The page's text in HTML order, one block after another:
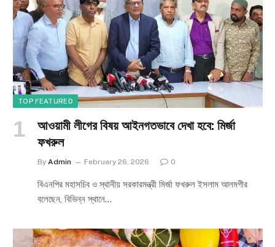
TOP FEATURED
আওয়ামী লীগের বিষয় আইনগতভাবে দেখা হবে: মির্জা
ফখরুল
By Admin February 26, 2026 0
বিএনপির মহাসচিব ও স্থানীয় সরকারমন্ত্রী মির্জা ফখরুল ইসলাম আলমগীর
বলেছেন, বিভিন্ন স্থানে…